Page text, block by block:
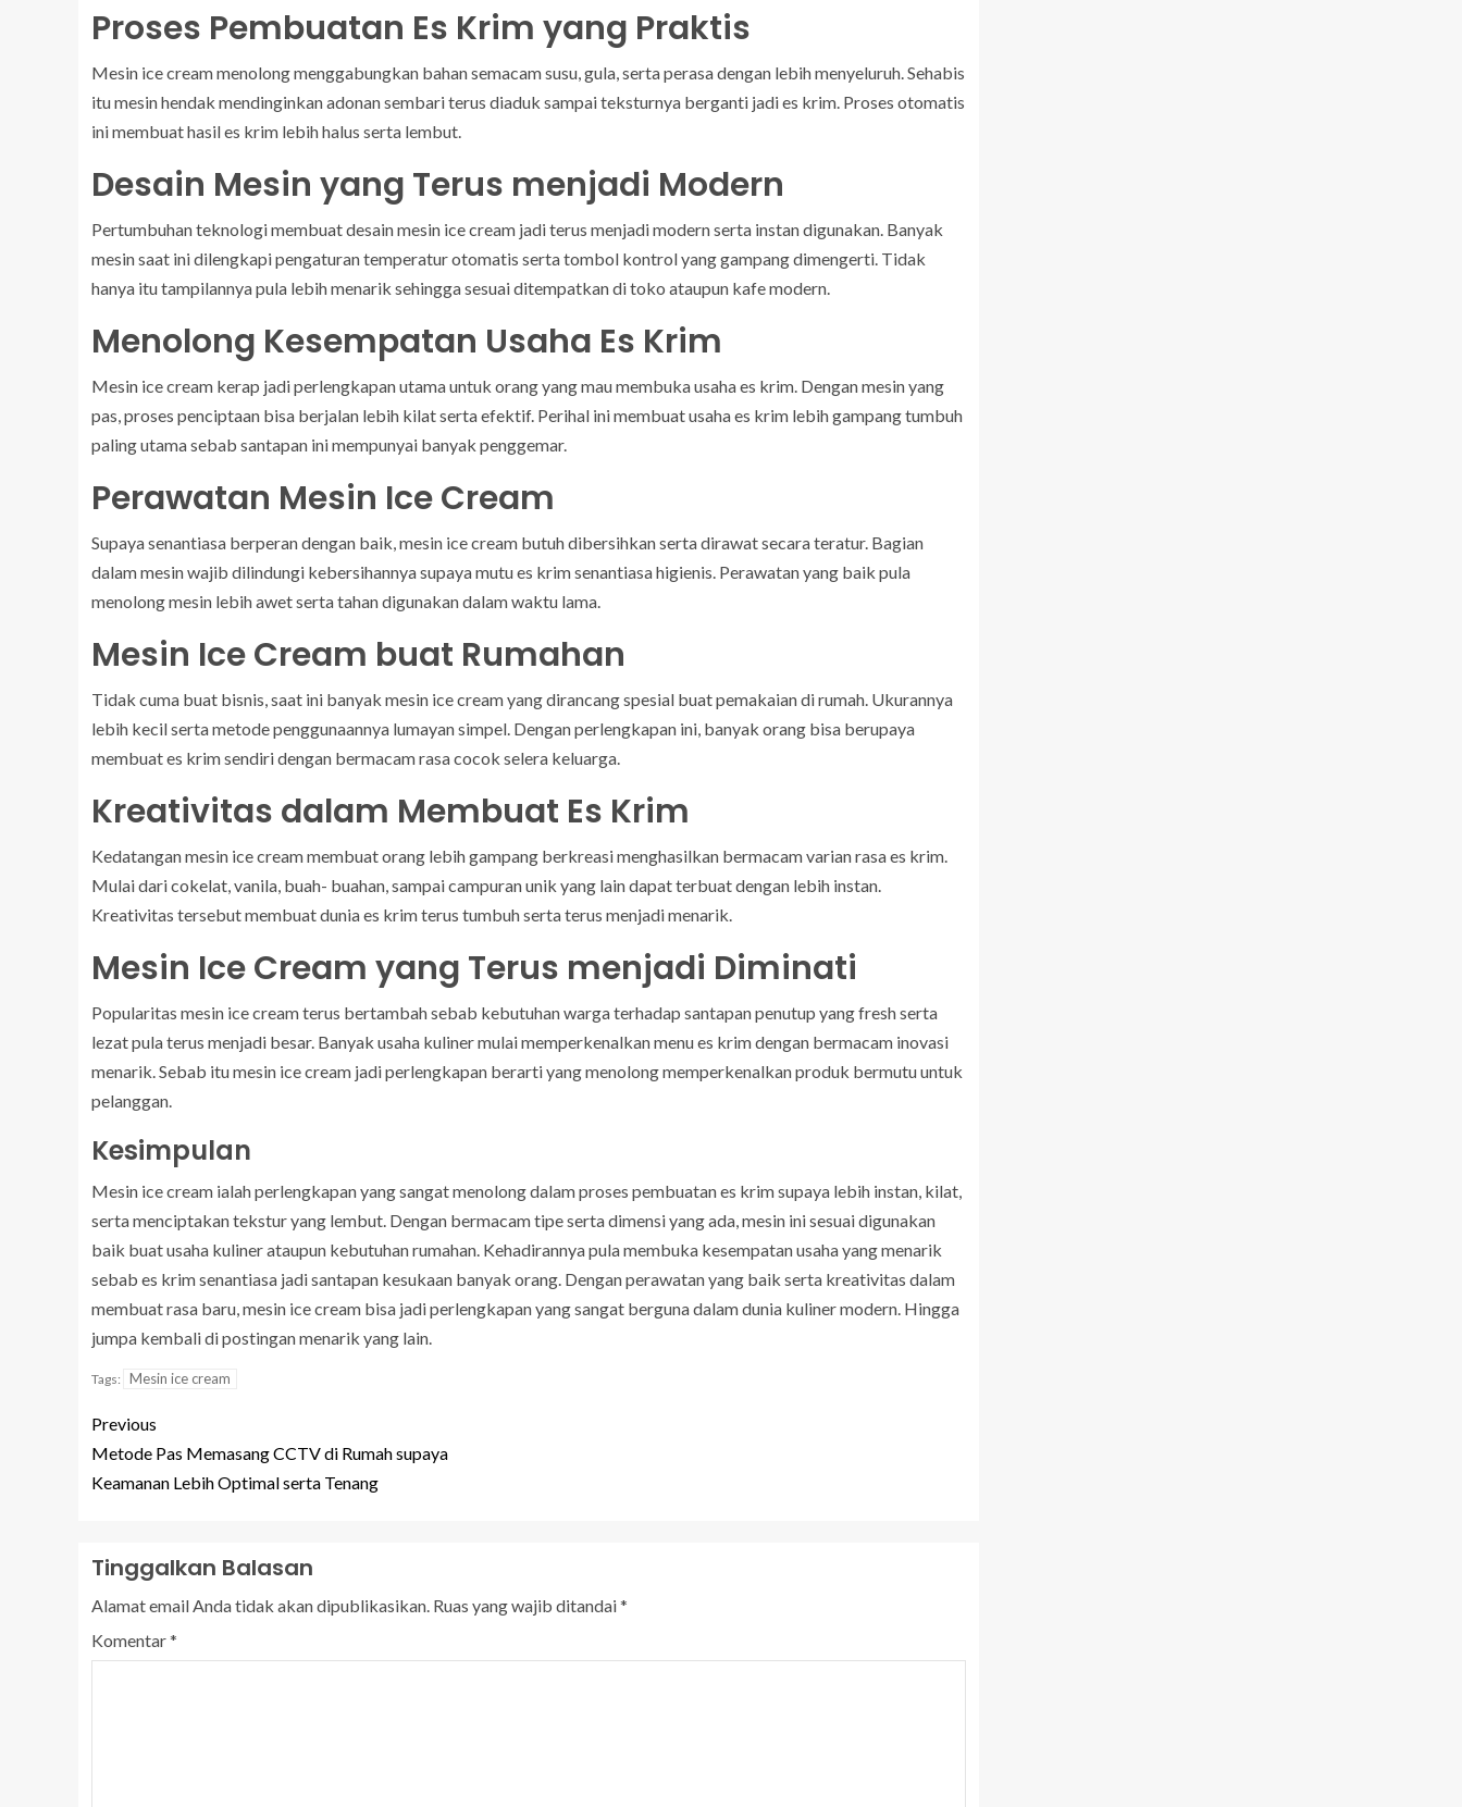
Proses Pembuatan Es Krim yang Praktis
Mesin ice cream menolong menggabungkan bahan semacam susu, gula, serta perasa dengan lebih menyeluruh. Sehabis
itu mesin hendak mendinginkan adonan sembari terus diaduk sampai teksturnya berganti jadi es krim. Proses otomatis
ini membuat hasil es krim lebih halus serta lembut.
Desain Mesin yang Terus menjadi Modern
Pertumbuhan teknologi membuat desain mesin ice cream jadi terus menjadi modern serta instan digunakan. Banyak
mesin saat ini dilengkapi pengaturan temperatur otomatis serta tombol kontrol yang gampang dimengerti. Tidak
hanya itu tampilannya pula lebih menarik sehingga sesuai ditempatkan di toko ataupun kafe modern.
Menolong Kesempatan Usaha Es Krim
Mesin ice cream kerap jadi perlengkapan utama untuk orang yang mau membuka usaha es krim. Dengan mesin yang
pas, proses penciptaan bisa berjalan lebih kilat serta efektif. Perihal ini membuat usaha es krim lebih gampang tumbuh
paling utama sebab santapan ini mempunyai banyak penggemar.
Perawatan Mesin Ice Cream
Supaya senantiasa berperan dengan baik, mesin ice cream butuh dibersihkan serta dirawat secara teratur. Bagian
dalam mesin wajib dilindungi kebersihannya supaya mutu es krim senantiasa higienis. Perawatan yang baik pula
menolong mesin lebih awet serta tahan digunakan dalam waktu lama.
Mesin Ice Cream buat Rumahan
Tidak cuma buat bisnis, saat ini banyak mesin ice cream yang dirancang spesial buat pemakaian di rumah. Ukurannya
lebih kecil serta metode penggunaannya lumayan simpel. Dengan perlengkapan ini, banyak orang bisa berupaya
membuat es krim sendiri dengan bermacam rasa cocok selera keluarga.
Kreativitas dalam Membuat Es Krim
Kedatangan mesin ice cream membuat orang lebih gampang berkreasi menghasilkan bermacam varian rasa es krim.
Mulai dari cokelat, vanila, buah- buahan, sampai campuran unik yang lain dapat terbuat dengan lebih instan.
Kreativitas tersebut membuat dunia es krim terus tumbuh serta terus menjadi menarik.
Mesin Ice Cream yang Terus menjadi Diminati
Popularitas mesin ice cream terus bertambah sebab kebutuhan warga terhadap santapan penutup yang fresh serta
lezat pula terus menjadi besar. Banyak usaha kuliner mulai memperkenalkan menu es krim dengan bermacam inovasi
menarik. Sebab itu mesin ice cream jadi perlengkapan berarti yang menolong memperkenalkan produk bermutu untuk
pelanggan.
Kesimpulan
Mesin ice cream ialah perlengkapan yang sangat menolong dalam proses pembuatan es krim supaya lebih instan, kilat,
serta menciptakan tekstur yang lembut. Dengan bermacam tipe serta dimensi yang ada, mesin ini sesuai digunakan
baik buat usaha kuliner ataupun kebutuhan rumahan. Kehadirannya pula membuka kesempatan usaha yang menarik
sebab es krim senantiasa jadi santapan kesukaan banyak orang. Dengan perawatan yang baik serta kreativitas dalam
membuat rasa baru, mesin ice cream bisa jadi perlengkapan yang sangat berguna dalam dunia kuliner modern. Hingga
jumpa kembali di postingan menarik yang lain.
Tags: Mesin ice cream
Previous
Metode Pas Memasang CCTV di Rumah supaya
Keamanan Lebih Optimal serta Tenang
Tinggalkan Balasan
Alamat email Anda tidak akan dipublikasikan. Ruas yang wajib ditandai*
Komentar*